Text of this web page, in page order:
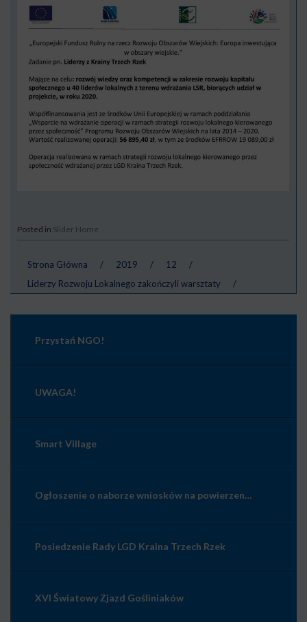
Posted in Slider Home
Strona Główna / 2019 / 12
/
Liderzy Rozwoju Lokalnego zakończyli warsztaty
/
Przystań NGO!
UWAGA!
Smart Village
Ogłoszenie o naborze wniosków na powierzenie grantów w zakresie Przygotowania koncepcji Smart Village z dnia 10 lipca 2026
Posiedzenie Rady LGD Kraina Trzech Rzek
XVI Światowy Zjazd Gośliniaków